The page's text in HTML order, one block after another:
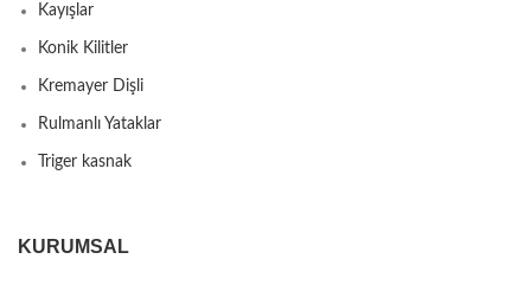
Kayışlar
Konik Kilitler
Kremayer Dişli
Rulmanlı Yataklar
Triger kasnak
KURUMSAL